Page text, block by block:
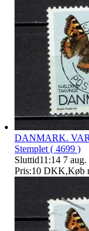
DANMARK.
Stemplet ( 4699 )
Sluttid11:14 7 aug.
Pris:10 DKK,Køb